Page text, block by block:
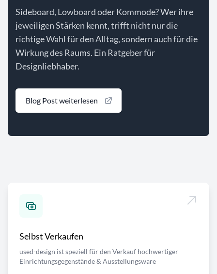
Sideboard, Lowboard oder Kommode? Wer ihre
jeweiligen Stärken kennt, trifft nicht nur die
richtige Wahl für den Alltag, sondern auch für die
Wirkung des Raums. Ein Ratgeber für
Designliebhaber.
Blog Post weiterlesen
Selbst Verkaufen
used-design ist speziell für den Verkauf hochwertiger
Einrichtungsgegenstände & Ausstellungsware